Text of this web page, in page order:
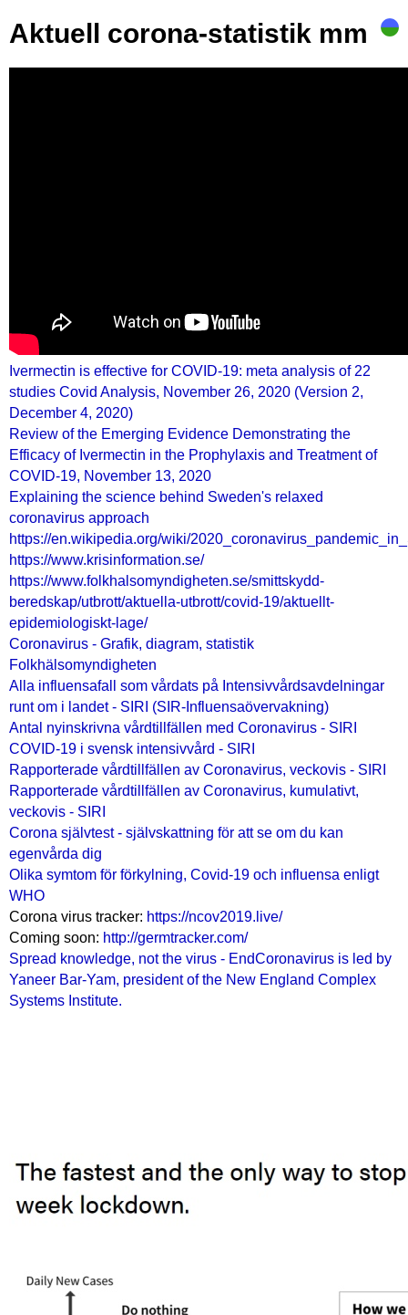
Aktuell corona-statistik mm
Ivermectin is effective for COVID-19: meta analysis of 22
studies Covid Analysis, November 26, 2020 (Version 2,
December 4, 2020)
Review of the Emerging Evidence Demonstrating the
Efficacy of Ivermectin in the Prophylaxis and Treatment of
COVID-19, November 13, 2020
Explaining the science behind Sweden's relaxed
coronavirus approach
https://en.wikipedia.org/wiki/
https://www.krisinformation.se/
https://www.folkhalsomyndigheten.se/smittskydd-
beredskap/utbrott/aktuella-utbrott/covid-19/aktuellt-
epidemiologiskt-lage/
Coronavirus - Grafik, diagram, statistik
Folkhälsomyndigheten
Alla influensafall som vårdats på Intensivvårdsavdelningar
runt om i landet - SIRI (SIR-Influensaövervakning)
Antal nyinskrivna vårdtillfällen med Coronavirus - SIRI
COVID-19 i svensk intensivvård - SIRI
Rapporterade vårdtillfällen av Coronavirus, veckovis - SIRI
Rapporterade vårdtillfällen av Coronavirus, kumulativt,
veckovis - SIRI
Corona självtest - självskattning för att se om du kan
egenvårda dig
Olika symtom för förkylning, Covid-19 och influensa enligt
WHO
Corona virus tracker: https://ncov2019.live/
Coming soon: http://germtracker.com/
Spread knowledge, not the virus - EndCoronavirus is led by
Yaneer Bar-Yam, president of the New England Complex
Systems Institute.